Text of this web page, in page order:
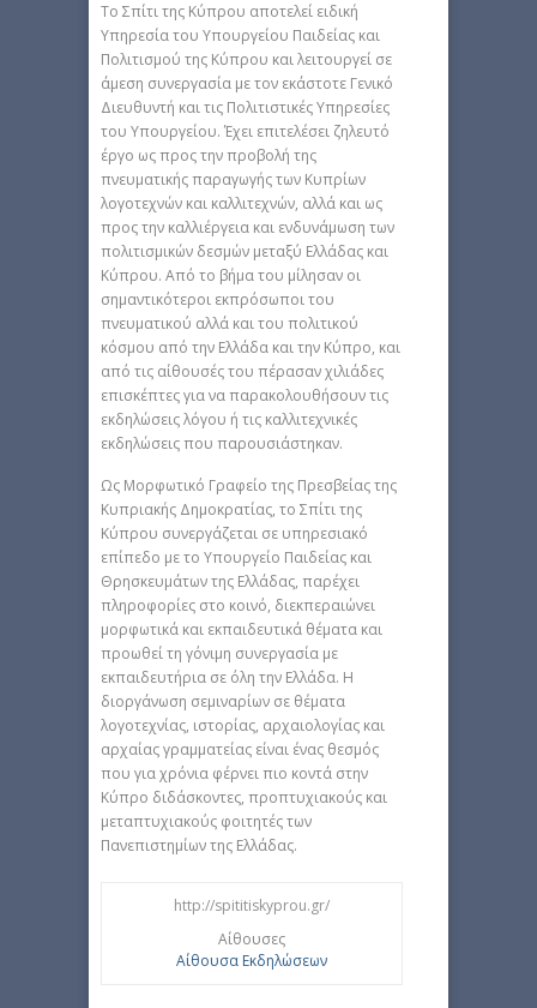
Το Σπίτι της Κύπρου αποτελεί ειδική
Υπηρεσία του Υπουργείου Παιδείας και
Πολιτισμού της Κύπρου και λειτουργεί σε
άμεση συνεργασία με τον εκάστοτε Γενικό
Διευθυντή και τις Πολιτιστικές Υπηρεσίες
του Υπουργείου. Έχει επιτελέσει ζηλευτό
έργο ως προς την προβολή της
πνευματικής παραγωγής των Κυπρίων
λογοτεχνών και καλλιτεχνών, αλλά και ως
προς την καλλιέργεια και ενδυνάμωση των
πολιτισμικών δεσμών μεταξύ Ελλάδας και
Κύπρου. Από το βήμα του μίλησαν οι
σημαντικότεροι εκπρόσωποι του
πνευματικού αλλά και του πολιτικού
κόσμου από την Ελλάδα και την Κύπρο, και
από τις αίθουσές του πέρασαν χιλιάδες
επισκέπτες για να παρακολουθήσουν τις
εκδηλώσεις λόγου ή τις καλλιτεχνικές
εκδηλώσεις που παρουσιάστηκαν.
Ως Μορφωτικό Γραφείο της Πρεσβείας της
Κυπριακής Δημοκρατίας, το Σπίτι της
Κύπρου συνεργάζεται σε υπηρεσιακό
επίπεδο με το Υπουργείο Παιδείας και
Θρησκευμάτων της Ελλάδας, παρέχει
πληροφορίες στο κοινό, διεκπεραιώνει
μορφωτικά και εκπαιδευτικά θέματα και
προωθεί τη γόνιμη συνεργασία με
εκπαιδευτήρια σε όλη την Ελλάδα. Η
διοργάνωση σεμιναρίων σε θέματα
λογοτεχνίας, ιστορίας, αρχαιολογίας και
αρχαίας γραμματείας είναι ένας θεσμός
που για χρόνια φέρνει πιο κοντά στην
Κύπρο διδάσκοντες, προπτυχιακούς και
μεταπτυχιακούς φοιτητές των
Πανεπιστημίων της Ελλάδας.
http://spititiskyprou.gr/
Αίθουσες
Αίθουσα Εκδηλώσεων